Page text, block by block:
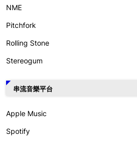
NME
Pitchfork
Rolling Stone
Stereogum
串流音樂平台
Apple Music
Spotify